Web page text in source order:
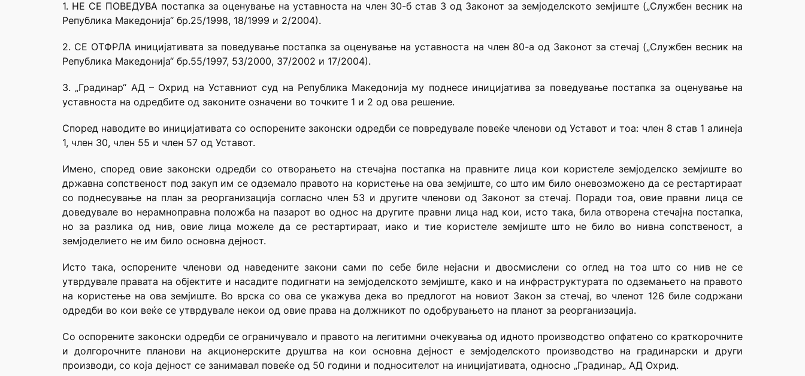
1. НЕ СЕ ПОВЕДУВА постапка за оценување на уставноста на член 30-б став 3 од Законот за земјоделското земјиште („Службен весник на
Република Македонија“ бр.25/1998, 18/1999 и 2/2004).
2. СЕ ОТФРЛА иницијативата за поведување постапка за оценување на уставноста на член 80-а од Законот за стечај („Службен весник на
Република Македонија“ бр.55/1997, 53/2000, 37/2002 и 17/2004).
3. „Градинар“ АД – Охрид на Уставниот суд на Република Македонија му поднесе иницијатива за поведување постапка за оценување на
уставноста на одредбите од законите означени во точките 1 и 2 од ова решение.
Според наводите во иницијативата со оспорените законски одредби се повредувале повеќе членови од Уставот и тоа: член 8 став 1 алинеја
1, член 30, член 55 и член 57 од Уставот.
Имено, според овие законски одредби со отворањето на стечајна постапка на правните лица кои користеле земјоделско земјиште во
државна сопственост под закуп им се одземало правото на користење на ова земјиште, со што им било оневозможено да се рестартираат
со поднесување на план за реорганизација согласно член 53 и другите членови од Законот за стечај. Поради тоа, овие правни лица се
доведувале во нерамноправна положба на пазарот во однос на другите правни лица над кои, исто така, била отворена стечајна постапка,
но за разлика од нив, овие лица можеле да се рестартираат, иако и тие користеле земјиште што не било во нивна сопственост, а
земјоделието не им било основна дејност.
Исто така, оспорените членови од наведените закони сами по себе биле нејасни и двосмислени со оглед на тоа што со нив не се
утврдувале правата на објектите и насадите подигнати на земјоделското земјиште, како и на инфраструктурата по одземањето на правото
на користење на ова земјиште. Во врска со ова се укажува дека во предлогот на новиот Закон за стечај, во членот 126 биле содржани
одредби во кои веќе се утврдувале некои од овие права на должникот по одобрувањето на планот за реорганизација.
Со оспорените законски одредби се ограничувало и правото на легитимни очекувања од идното производство опфатено со краткорочните
и долгорочните планови на акционерските друштва на кои основна дејност е земјоделското производство на градинарски и други
производи, со која дејност се занимавал повеќе од 50 години и подносителот на иницијативата, односно „Градинар„ АД Охрид.